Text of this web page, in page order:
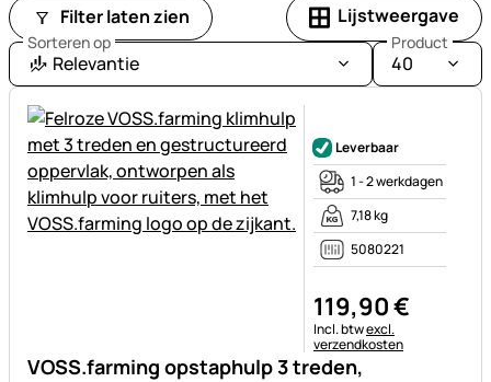
Filter laten zien Lijstweergave
Sorteren op
Relevantie
Product
40
VOSS.farming opstaphulp 3 treden,
Leverbaar
1 - 2 werkdagen
7,18 kg
5080221
119,90€
Belastinginformatie:
Incl. btwexcl.
verzendkosten